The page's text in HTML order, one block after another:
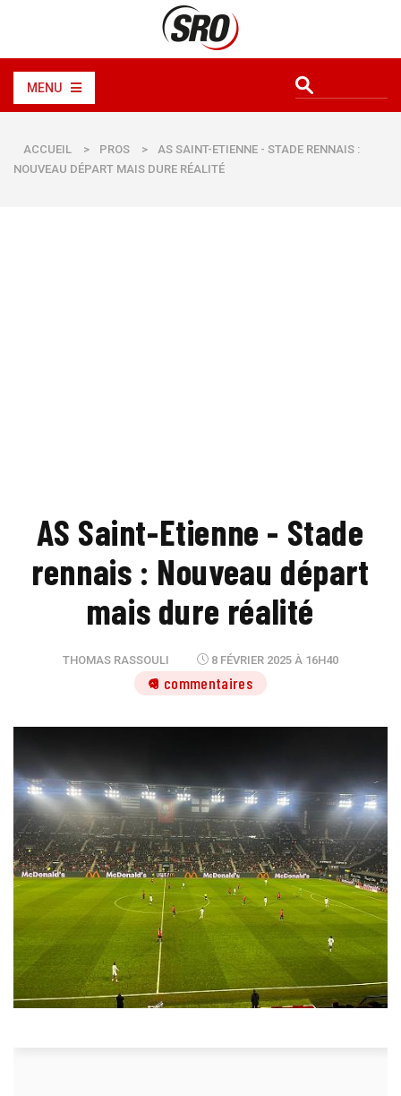
MENU
ACCUEIL > PROS >
AS SAINT-ETIENNE - STADE RENNAIS :
NOUVEAU DÉPART MAIS DURE RÉALITÉ
AS Saint-Etienne - Stade
rennais : Nouveau départ
mais dure réalité
THOMAS RASSOULI 8 FÉVRIER 2025 À 16H40
9 commentaires